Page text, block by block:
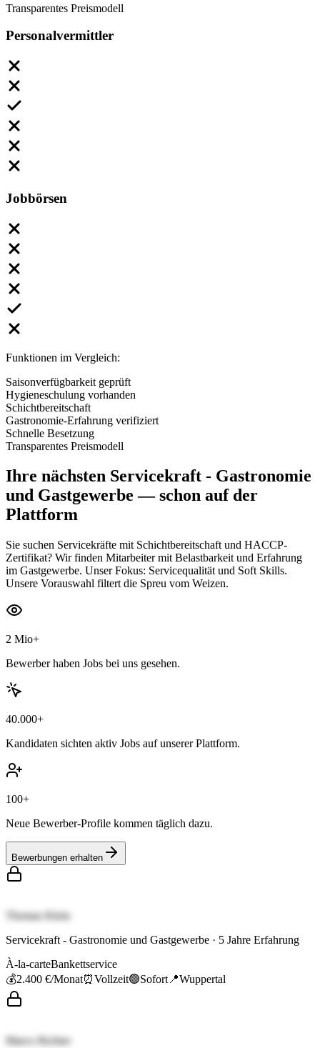
Transparentes Preismodell
Personalvermittler
Jobbörsen
Funktionen im Vergleich:
Saisonverfügbarkeit geprüft
Hygieneschulung vorhanden
Schichtbereitschaft
Gastronomie-Erfahrung verifiziert
Schnelle Besetzung
Transparentes Preismodell
Ihre nächsten Servicekraft - Gastronomie
und Gastgewerbe — schon auf der
Plattform
Sie suchen Servicekräfte mit Schichtbereitschaft und HACCP-
Zertifikat? Wir finden Mitarbeiter mit Belastbarkeit und Erfahrung
im Gastgewerbe. Unser Fokus: Servicequalität und Soft Skills.
Unsere Vorauswahl filtert die Spreu vom Weizen.
2 Mio+
Bewerber haben Jobs bei uns gesehen.
40.000+
Kandidaten sichten aktiv Jobs auf unserer Plattform.
100+
Neue Bewerber-Profile kommen täglich dazu.
Bewerbungen erhalten
Thomas Klein
Servicekraft - Gastronomie und Gastgewerbe · 5 Jahre Erfahrung
À-la-carteBankettservice
💰2.400 €/Monat⏰Vollzeit🟢Sofort 📍Wuppertal
Marco Richter